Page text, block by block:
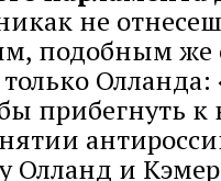
не
подобным же
прибегнуть к
Олланд и